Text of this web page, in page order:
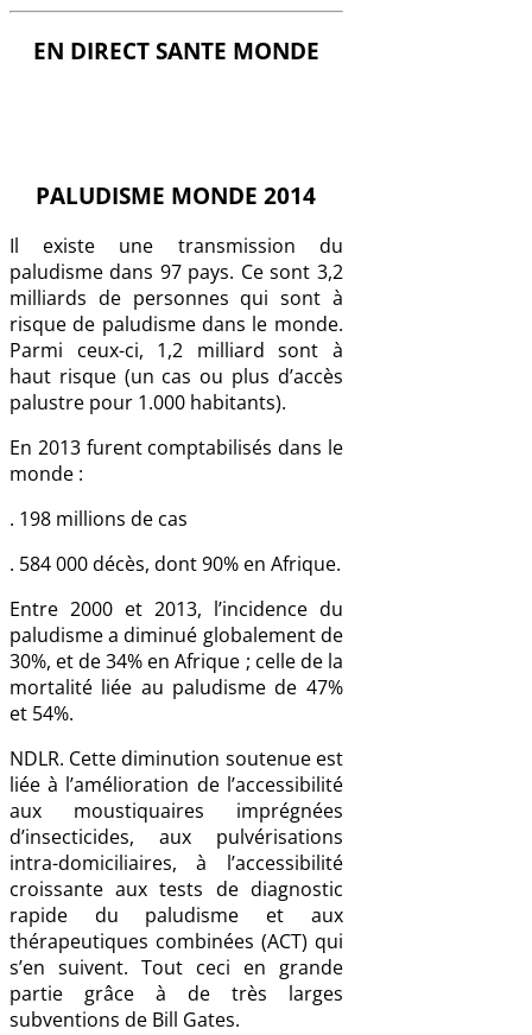
EN DIRECT SANTE MONDE
PALUDISME MONDE 2014
Il existe une transmission du
paludisme dans 97 pays. Ce sont 3,2
milliards de personnes qui sont à
risque de paludisme dans le monde.
Parmi ceux-ci, 1,2 milliard sont à
haut risque (un cas ou plus d’accès
palustre pour 1.000 habitants).
En 2013 furent comptabilisés dans le
monde :
. 198 millions de cas
. 584 000 décès, dont 90% en Afrique.
Entre 2000 et 2013, l’incidence du
paludisme a diminué globalement de
30%, et de 34% en Afrique ; celle de la
mortalité liée au paludisme de 47%
et 54%.
NDLR. Cette diminution soutenue est
liée à l’amélioration de l’accessibilité
aux moustiquaires imprégnées
d’insecticides, aux pulvérisations
intra-domiciliaires, à l’accessibilité
croissante aux tests de diagnostic
rapide du paludisme et aux
thérapeutiques combinées (ACT) qui
s’en suivent. Tout ceci en grande
partie grâce à de très larges
subventions de Bill Gates.